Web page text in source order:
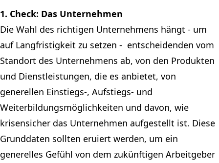
1. Check: Das Unternehmen
Die Wahl des richtigen Unternehmens hängt - um
auf Langfristigkeit zu setzen - entscheidenden vom
Standort des Unternehmens ab, von den Produkten
und Dienstleistungen, die es anbietet, von
generellen Einstiegs-, Aufstiegs- und
Weiterbildungsmöglichkeiten und davon, wie
krisensicher das Unternehmen aufgestellt ist. Diese
Grunddaten sollten eruiert werden, um ein
generelles Gefühl von dem zukünftigen Arbeitgeber